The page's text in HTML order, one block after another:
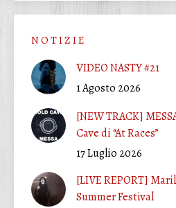
N O T I Z I E
VIDEO NASTY #21
1 Agosto 2026
[NEW TRACK]
Cave di “At Races”
17 Luglio 2026
[LIVE REPORT]
Summer Festival